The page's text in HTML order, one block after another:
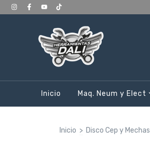
a 400.000, en CABA y Gran Bs As
Inicio Maq. Neum y Elect
Inicio > Disco Cep y Mechas